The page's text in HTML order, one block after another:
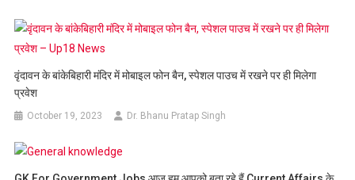
वृंदावन के बांकेबिहारी मंदिर में मोबाइल फोन बैन, स्पेशल पाउच में रखने पर ही मिलेगा
प्रवेश
October 19, 2023 Dr. Bhanu Pratap Singh